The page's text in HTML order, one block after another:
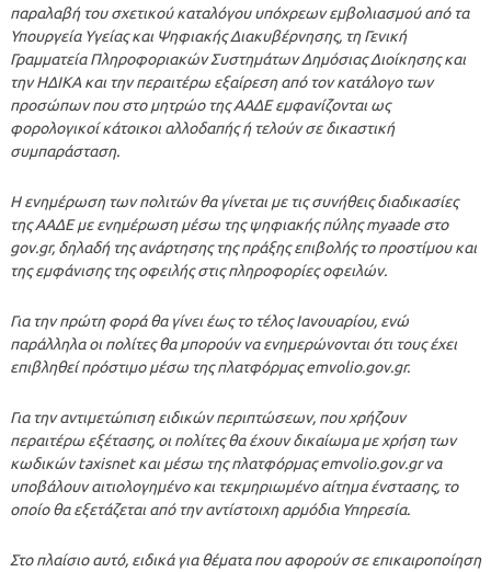
παραλαβή του σχετικού καταλόγου υπόχρεων εμβολιασμού από τα
Υπουργεία Υγείας και Ψηφιακής Διακυβέρνησης, τη Γενική
Γραμματεία Πληροφοριακών Συστημάτων Δημόσιας Διοίκησης και
την ΗΔΙΚΑ και την περαιτέρω εξαίρεση από τον κατάλογο των
προσώπων που στο μητρώο της ΑΑΔΕ εμφανίζονται ως
φορολογικοί κάτοικοι αλλοδαπής ή τελούν σε δικαστική
συμπαράσταση.
Η ενημέρωση των πολιτών θα γίνεται με τις συνήθεις διαδικασίες
της ΑΑΔΕ με ενημέρωση μέσω της ψηφιακής πύλης myaade στο
gov.gr, δηλαδή της ανάρτησης της πράξης επιβολής το προστίμου και
της εμφάνισης της οφειλής στις πληροφορίες οφειλών.
Για την πρώτη φορά θα γίνει έως το τέλος Ιανουαρίου, ενώ
παράλληλα οι πολίτες θα μπορούν να ενημερώνονται ότι τους έχει
επιβληθεί πρόστιμο μέσω της πλατφόρμας emvolio.gov.gr.
Για την αντιμετώπιση ειδικών περιπτώσεων, που χρήζουν
περαιτέρω εξέτασης, οι πολίτες θα έχουν δικαίωμα με χρήση των
κωδικών taxisnet και μέσω της πλατφόρμας emvolio.gov.gr να
υποβάλουν αιτιολογημένο και τεκμηριωμένο αίτημα ένστασης, το
οποίο θα εξετάζεται από την αντίστοιχη αρμόδια Υπηρεσία.
Στο πλαίσιο αυτό, ειδικά για θέματα που αφορούν σε επικαιροποίηση